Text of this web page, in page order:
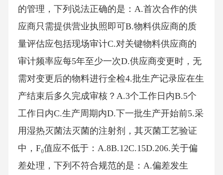
的管理，下列说法正确的是：A.首次合作的供
应商只需提供营业执照即可B.物料供应商的质
量评估应包括现场审计C.对关键物料供应商的
审计频率应每5年至少一次D.供应商变更时，无
需对变更后的物料进行全检4.批生产记录应在生
产结束后多久完成审核？A.3个工作日内B.5个
工作日内C.生产周期内D.下一批生产开始前5.采
用湿热灭菌法灭菌的注射剂，其灭菌工艺验证
中，F₀值应不低于：A.8B.12C.15D.206.关于偏
差处理，下列不符合规范的是：A.偏差发生